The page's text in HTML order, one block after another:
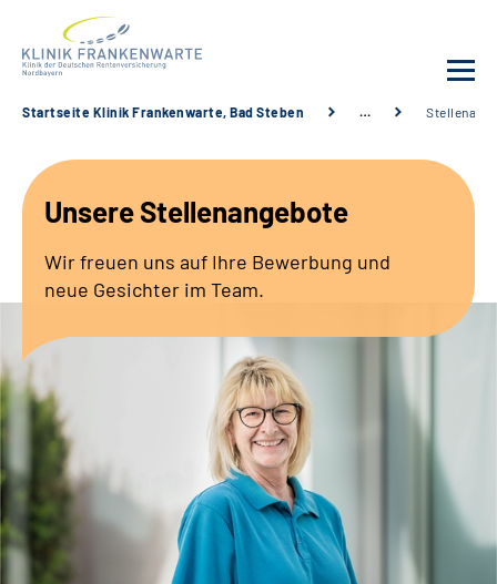
Leistungsangebot
Fachbereiche
Service
Karriere
Suche
Leichte Sprache
Gebärdensprache
Startseite Klinik Frankenwarte, Bad Steben …
Unsere Stellenangebote
Wir freuen uns auf Ihre Bewerbung und
neue Gesichter im Team.